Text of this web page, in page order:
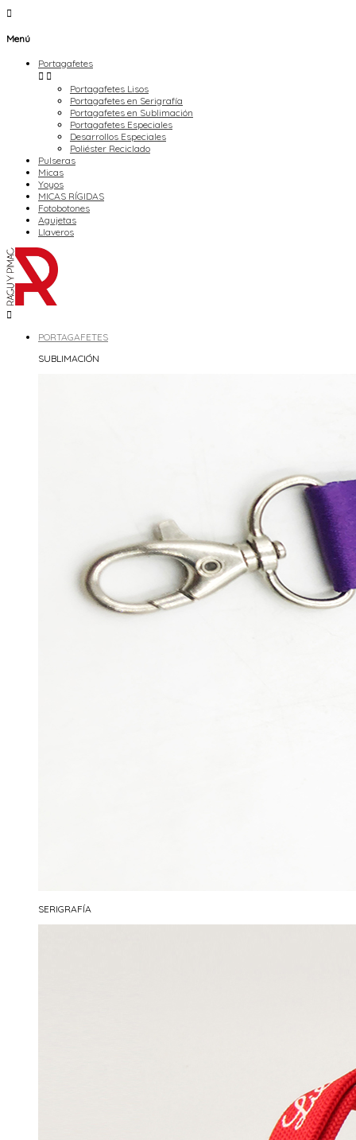

Menú
Portagafetes
 
Portagafetes Lisos
Portagafetes en Serigrafía
Portagafetes en Sublimación
Portagafetes Especiales
Desarrollos Especiales
Poliéster Reciclado
Pulseras
Micas
Yoyos
MICAS RÍGIDAS
Fotobotones
Agujetas
Llaveros

PORTAGAFETES
SUBLIMACIÓN
SERIGRAFÍA